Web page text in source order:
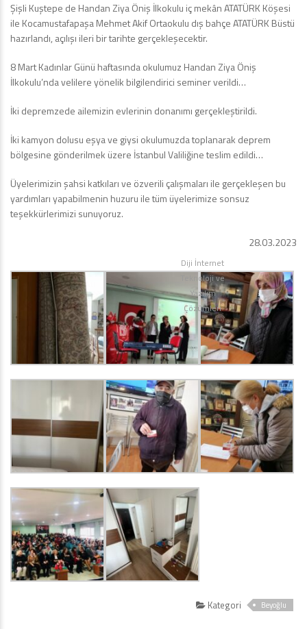
Şişli Kuştepe de Handan Ziya Öniş İlkokulu iç mekân ATATÜRK Köşesi
ile Kocamustafapaşa Mehmet Akif Ortaokulu dış bahçe ATATÜRK Büstü
hazırlandı, açılışı ileri bir tarihte gerçekleşecektir.
8 Mart Kadınlar Günü haftasında okulumuz Handan Ziya Öniş
İlkokulu’nda velilere yönelik bilgilendirici seminer verildi…
İki depremzede ailemizin evlerinin donanımı gerçekleştirildi.
İki kamyon dolusu eşya ve giysi okulumuzda toplanarak deprem
bölgesine gönderilmek üzere İstanbul Valiliğine teslim edildi…
Üyelerimizin şahsi katkıları ve özverili çalışmaları ile gerçekleşen bu
yardımları yapabilmenin huzuru ile tüm üyelerimize sonsuz
teşekkürlerimizi sunuyoruz.
28.03.2023
Kategori Beyoğlu
Diji İnternet
Teknoloji ve
Yazılım
Çözümleri